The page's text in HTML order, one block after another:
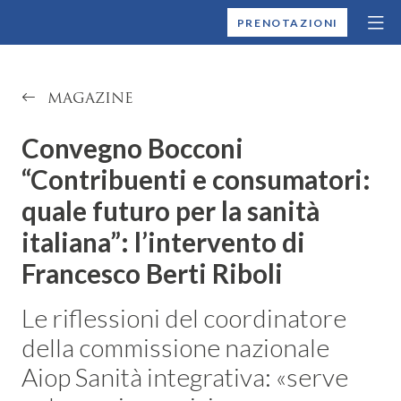
MONTALLEGROPRENOTAZIONI
MAGAZINE
Convegno Bocconi
“Contribuenti e consumatori:
quale futuro per la sanità
italiana”: l’intervento di
Francesco Berti Riboli
Le riflessioni del coordinatore
della commissione nazionale
Aiop Sanità integrativa: «serve